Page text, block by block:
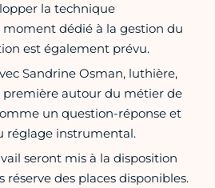
la technique
dédié à la gestion du
est également prévu.
Sandrine Osman, luthière,
première autour du métier de
un question-réponse et
réglage instrumental.
seront mis à la disposition
réserve des places disponibles.